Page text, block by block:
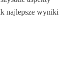
najlepsze wyniki